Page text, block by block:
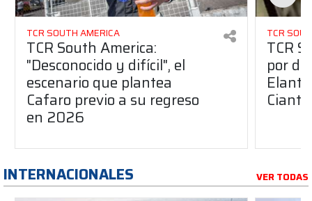
TCR SOUTH AMERICA
TCR South America:
"Desconocido y difícil", el
escenario que plantea
Cafaro previo a su regreso
en 2026
TCR
TCR
por
INTERNACIONALES VER TODAS